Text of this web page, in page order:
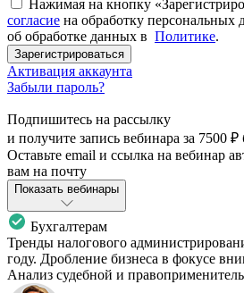
Нажимая на кнопку
согласие на обработку персональных
об обработке данных в Политике.
Зарегистрироваться
Активация аккаунта
Забыли пароль?
Подпишитесь на рассылку
и получите запись вебинара за 7500 ₽
Оставьте email и ссылка на вебинар
вам на почту
Показать вебинары
Бухгалтерам
Тренды налогового
году. Дробление бизнеса в фокусе
Анализ судебной и